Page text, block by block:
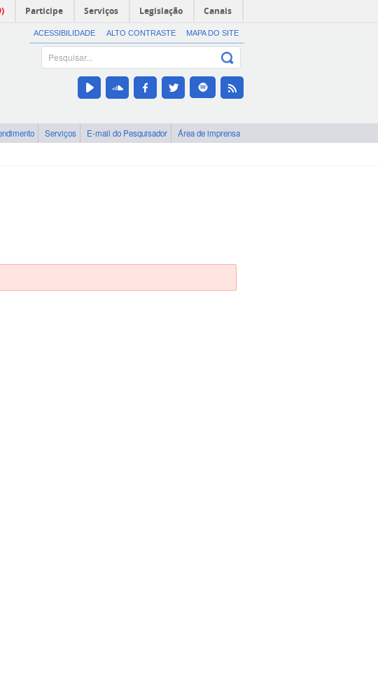
Participe Serviços Legislação Canais
ACESSIBILIDADE ALTO CONTRASTE MAPA DO SITE
Serviços E-mail do Pesquisador Área de imprensa